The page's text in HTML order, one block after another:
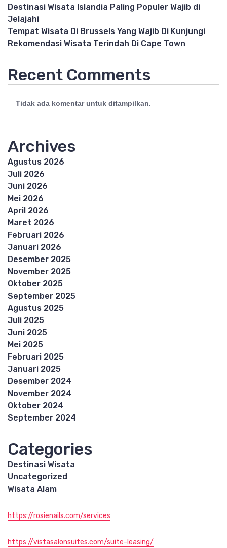
Destinasi Wisata Islandia Paling Populer Wajib di
Jelajahi
Tempat Wisata Di Brussels Yang Wajib Di Kunjungi
Rekomendasi Wisata Terindah Di Cape Town
Recent Comments
Tidak ada komentar untuk ditampilkan.
Archives
Agustus 2026
Juli 2026
Juni 2026
Mei 2026
April 2026
Maret 2026
Februari 2026
Januari 2026
Desember 2025
November 2025
Oktober 2025
September 2025
Agustus 2025
Juli 2025
Juni 2025
Mei 2025
Februari 2025
Januari 2025
Desember 2024
November 2024
Oktober 2024
September 2024
Categories
Destinasi Wisata
Uncategorized
Wisata Alam
https://rosienails.com/services
https://vistasalonsuites.com/suite-leasing/